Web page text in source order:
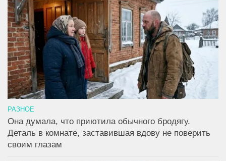
РАЗНОЕ
Она думала, что приютила обычного бродягу.
Деталь в комнате, заставившая вдову не поверить
своим глазам